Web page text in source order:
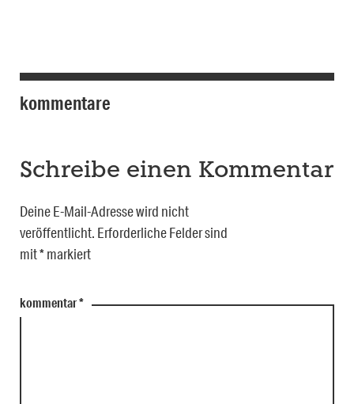
kommentare
Schreibe einen Kommentar
Deine E-Mail-Adresse wird nicht
veröffentlicht. Erforderliche Felder sind
mit*markiert
kommentar*